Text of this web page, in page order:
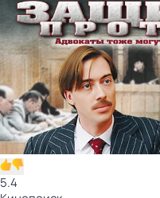
5.4